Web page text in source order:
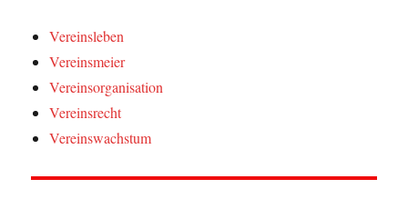
Vereinsleben
Vereinsmeier
Vereinsorganisation
Vereinsrecht
Vereinswachstum